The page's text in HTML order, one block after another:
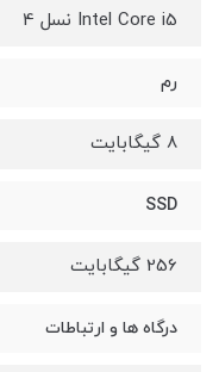
Intel Core i5 نسل 4
رم
8 گیگابایت
SSD
256 گیگابایت
درگاه ها و ارتباطات